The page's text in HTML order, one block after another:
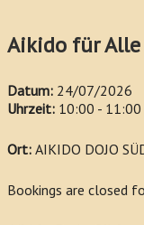
Aikido für Alle
Datum: 24/07/2026
Uhrzeit: 10:00 - 11:00
Ort: AIKIDO DOJO
Bookings are closed